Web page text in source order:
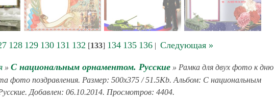
128 129 130 131 132 [133] 134 135 136| Следующая »
» С национальным орнаментом. Русские» Рамка для двух фото к дню
фото поздравления. Размер: 500x375 / 51.5Kb. Альбом: С национальным
Добавлен: 06.10.2014. Просмотров: 4404.